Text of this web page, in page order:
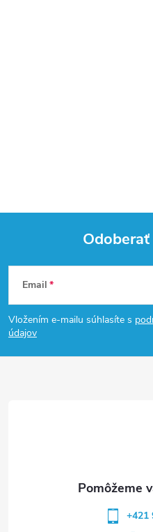
Z
á
p
Email
Vložením e-mailu súhlasíte s
údajov
+421